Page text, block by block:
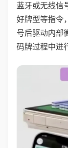
蓝牙或无线信
好牌型等指令
号后驱动内部
码牌过程中进